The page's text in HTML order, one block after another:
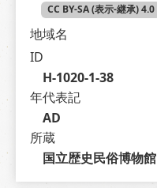
CC BY-SA (表示-継承) 4.0
地域名
ID
H-1020-1-38
年代表記
AD
所蔵
国立歴史民俗博物館